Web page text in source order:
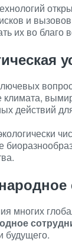
и
их во благо
действий
многих
будущего.